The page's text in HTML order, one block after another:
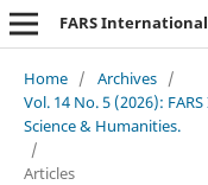
Home / Archives /
Vol. 14 No. 5 (2026):
Science & Humanities.
/
Articles